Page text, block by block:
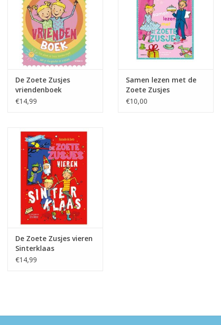
De Zoete Zusjes
vriendenboek
€14,99
Samen lezen met de
Zoete Zusjes
€10,00
De Zoete Zusjes vieren
Sinterklaas
€14,99